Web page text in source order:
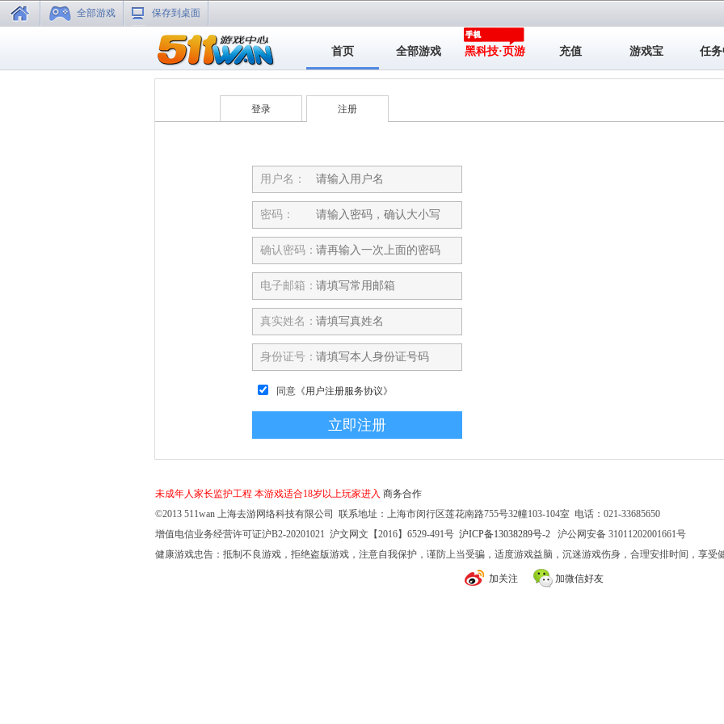
全部游戏 保存到桌面
首页 全部游戏 黑科技·页游 充值 游戏宝 任
登录 注册
用户名：
密码：
确认密码：
电子邮箱：
真实姓名：
身份证号：
同意 《用户注册服务协议》
未成年人家长监护工程 本游戏适合18岁以上玩家进入 商务合作
©2013 511wan 上海去游网络科技有限公司 联系地址：上海市闵行区莲花南路755号32幢103-104室 电话：021-33685650
增值电信业务经营许可证沪B2-20201021 沪文网文【2016】6529-491号 沪ICP备13038289号-2 沪公网安备 31011202001661号
健康游戏忠告：抵制不良游戏，拒绝盗版游戏，注意自我保护，谨防上当受骗，适度游戏益脑，沉迷游戏伤身，合理安排时间，享受
加关注 加微信好友